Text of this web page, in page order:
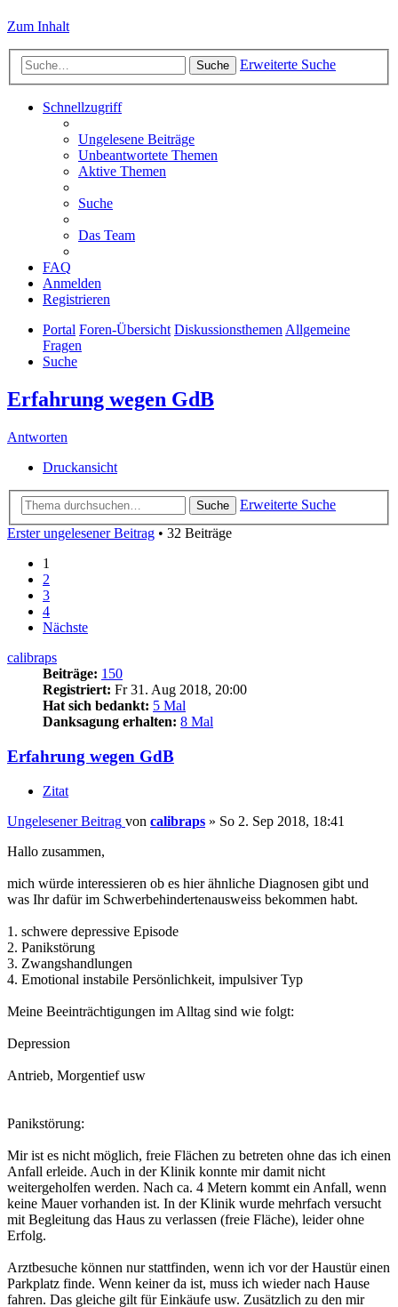
Zum Inhalt
Suche Erweiterte Suche
Schnellzugriff
Ungelesene Beiträge
Unbeantwortete Themen
Aktive Themen
Suche
Das Team
FAQ
Anmelden
Registrieren
Portal Foren-Übersicht Diskussionsthemen Allgemeine
Fragen
Suche
Erfahrung wegen GdB
Antworten
Druckansicht
Suche
Erweiterte Suche
Erster ungelesener Beitrag • 32 Beiträge
1
2
3
4
Nächste
calibraps
Beiträge: 150
Registriert: Fr 31. Aug 2018, 20:00
Hat sich bedankt: 5 Mal
Danksagung erhalten: 8 Mal
Erfahrung wegen GdB
Zitat
Ungelesener Beitrag von calibraps » So 2. Sep 2018, 18:41
Hallo zusammen,
mich würde interessieren ob es hier ähnliche Diagnosen gibt und
was Ihr dafür im Schwerbehindertenausweiss bekommen habt.
1. schwere depressive Episode
2. Panikstörung
3. Zwangshandlungen
4. Emotional instabile Persönlichkeit, impulsiver Typ
Meine Beeinträchtigungen im Alltag sind wie folgt:
Depression
Antrieb, Morgentief usw
Panikstörung:
Mir ist es nicht möglich, freie Flächen zu betreten ohne das ich einen
Anfall erleide. Auch in der Klinik konnte mir damit nicht
weitergeholfen werden. Nach ca. 4 Metern kommt ein Anfall, wenn
keine Mauer vorhanden ist. In der Klinik wurde mehrfach versucht
mit Begleitung das Haus zu verlassen (freie Fläche), leider ohne
Erfolg.
Arztbesuche können nur stattfinden, wenn ich vor der Haustür einen
Parkplatz finde. Wenn keiner da ist, muss ich wieder nach Hause
fahren. Das gleiche gilt für Einkäufe usw. Zusätzlich zu den mir